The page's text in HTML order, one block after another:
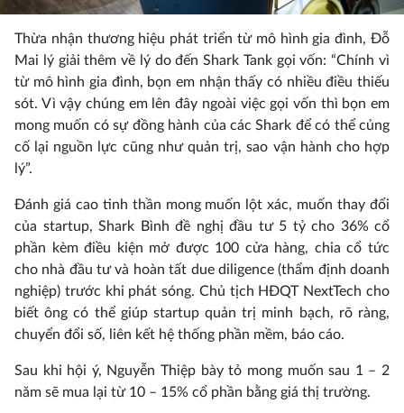
Thừa nhận thương hiệu phát triển từ mô hình gia đình, Đỗ
Mai lý giải thêm về lý do đến Shark Tank gọi vốn: “Chính vì
từ mô hình gia đình, bọn em nhận thấy có nhiều điều thiếu
sót. Vì vậy chúng em lên đây ngoài việc gọi vốn thì bọn em
mong muốn có sự đồng hành của các Shark để có thể củng
cố lại nguồn lực cũng như quản trị, sao vận hành cho hợp
lý”.
Đánh giá cao tinh thần mong muốn lột xác, muốn thay đổi
của startup, Shark Bình đề nghị đầu tư 5 tỷ cho 36% cổ
phần kèm điều kiện mở được 100 cửa hàng, chia cổ tức
cho nhà đầu tư và hoàn tất due diligence (thẩm định doanh
nghiệp) trước khi phát sóng. Chủ tịch HĐQT NextTech cho
biết ông có thể giúp startup quản trị minh bạch, rõ ràng,
chuyển đổi số, liên kết hệ thống phần mềm, báo cáo.
Sau khi hội ý, Nguyễn Thiệp bày tỏ mong muốn sau 1 – 2
năm sẽ mua lại từ 10 – 15% cổ phần bằng giá thị trường.